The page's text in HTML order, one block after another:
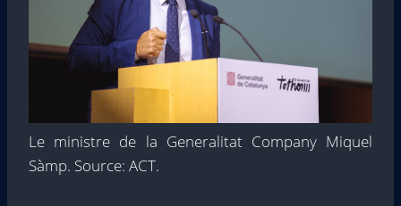
Le ministre de la Generalitat Company Miquel
Sàmp. Source: ACT.